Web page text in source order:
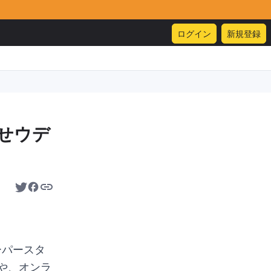
ログイン 新規登録
ウデ
ースタ
、オンラ